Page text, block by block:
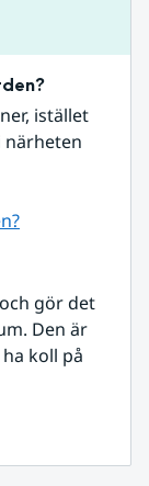
istället
närheten
gör det
Den är
koll på